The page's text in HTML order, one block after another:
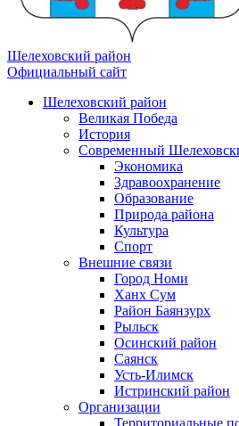
Шелеховский район
Официальный сайт
Шелеховский район
Великая Победа
История
Современный
Экономика
Здравоохранение
Образование
Природа района
Культура
Спорт
Внешние связи
Город Номи
Ханх Сум
Район Баянзурх
Рыльск
Осинский район
Саянск
Усть-Илимск
Истринский район
Организации
Территориальные